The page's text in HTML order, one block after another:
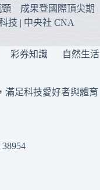
頸 成果登國際頂尖期
技 | 中央社 CNA
彩券知識 自然生活
滿足科技愛好者與體育
38954